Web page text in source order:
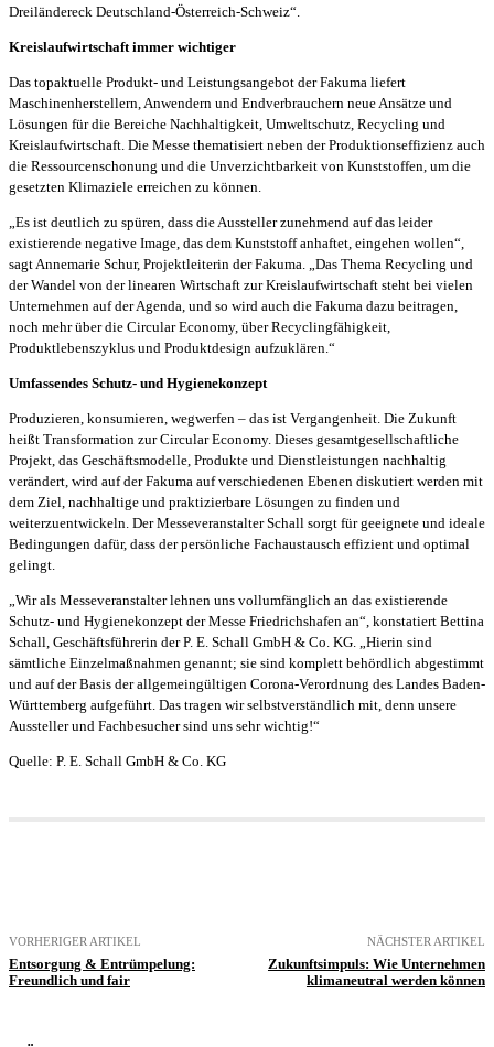
Dreiländereck Deutschland-Österreich-Schweiz“.
Kreislaufwirtschaft immer wichtiger
Das topaktuelle Produkt- und Leistungsangebot der Fakuma liefert
Maschinenherstellern, Anwendern und Endverbrauchern neue Ansätze und
Lösungen für die Bereiche Nachhaltigkeit, Umweltschutz, Recycling und
Kreislaufwirtschaft. Die Messe thematisiert neben der Produktionseffizienz auch
die Ressourcenschonung und die Unverzichtbarkeit von Kunststoffen, um die
gesetzten Klimaziele erreichen zu können.
„Es ist deutlich zu spüren, dass die Aussteller zunehmend auf das leider
existierende negative Image, das dem Kunststoff anhaftet, eingehen wollen“,
sagt Annemarie Schur, Projektleiterin der Fakuma. „Das Thema Recycling und
der Wandel von der linearen Wirtschaft zur Kreislaufwirtschaft steht bei vielen
Unternehmen auf der Agenda, und so wird auch die Fakuma dazu beitragen,
noch mehr über die Circular Economy, über Recyclingfähigkeit,
Produktlebenszyklus und Produktdesign aufzuklären.“
Umfassendes Schutz- und Hygienekonzept
Produzieren, konsumieren, wegwerfen – das ist Vergangenheit. Die Zukunft
heißt Transformation zur Circular Economy. Dieses gesamtgesellschaftliche
Projekt, das Geschäftsmodelle, Produkte und Dienstleistungen nachhaltig
verändert, wird auf der Fakuma auf verschiedenen Ebenen diskutiert werden mit
dem Ziel, nachhaltige und praktizierbare Lösungen zu finden und
weiterzuentwickeln. Der Messeveranstalter Schall sorgt für geeignete und ideale
Bedingungen dafür, dass der persönliche Fachaustausch effizient und optimal
gelingt.
„Wir als Messeveranstalter lehnen uns vollumfänglich an das existierende
Schutz- und Hygienekonzept der Messe Friedrichshafen an“, konstatiert Bettina
Schall, Geschäftsführerin der P. E. Schall GmbH & Co. KG. „Hierin sind
sämtliche Einzelmaßnahmen genannt; sie sind komplett behördlich abgestimmt
und auf der Basis der allgemeingültigen Corona-Verordnung des Landes Baden-
Württemberg aufgeführt. Das tragen wir selbstverständlich mit, denn unsere
Aussteller und Fachbesucher sind uns sehr wichtig!“
Quelle: P. E. Schall GmbH & Co. KG
VORHERIGER ARTIKEL
Entsorgung & Entrümpelung:
Freundlich und fair
NÄCHSTER ARTIKEL
Zukunftsimpuls: Wie Unternehmen
klimaneutral werden können